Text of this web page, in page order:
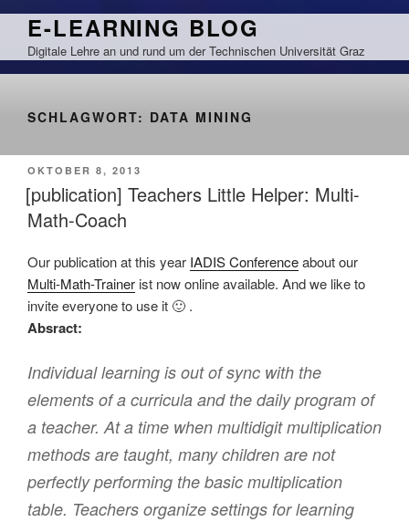
Zum
springen
E-LEARNING BLOG
Digitale Lehre an und rund um der Technischen Universität Graz
SCHLAGWORT: DATA MINING
VERÖFFENTLICHT
AM
OKTOBER 8, 2013
[publication] Teachers Little Helper: Multi-
Math-Coach
Our publication at this year IADIS Conferenceabout our
Multi-Math-Trainer ist now online available. And we like to
invite everyone to use it 🙂 .
Absract:
Individual learning is out of sync with the
elements of a curricula and the daily program of
a teacher. At a time when multidigit multiplication
methods are taught, many children are not
perfectly performing the basic multiplication
table. Teachers organize settings for learning